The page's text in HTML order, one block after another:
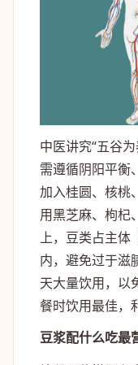
中医讲究“五谷
需遵循阴阳平衡
加入桂圆、核桃
用黑芝麻、枸杞
上，豆类占主体
内，避免过于滋
天大量饮用，以
餐时饮用最佳，
豆浆配什么吃最